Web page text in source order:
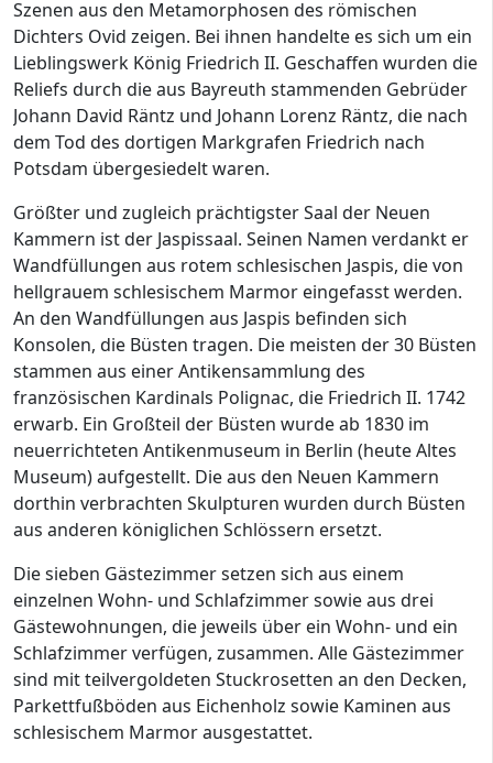
Szenen aus den Metamorphosen des römischen
Dichters Ovid zeigen. Bei ihnen handelte es sich um ein
Lieblingswerk König Friedrich II. Geschaffen wurden die
Reliefs durch die aus Bayreuth stammenden Gebrüder
Johann David Räntz und Johann Lorenz Räntz, die nach
dem Tod des dortigen Markgrafen Friedrich nach
Potsdam übergesiedelt waren.
Größter und zugleich prächtigster Saal der Neuen
Kammern ist der Jaspissaal. Seinen Namen verdankt er
Wandfüllungen aus rotem schlesischen Jaspis, die von
hellgrauem schlesischem Marmor eingefasst werden.
An den Wandfüllungen aus Jaspis befinden sich
Konsolen, die Büsten tragen. Die meisten der 30 Büsten
stammen aus einer Antikensammlung des
französischen Kardinals Polignac, die Friedrich II. 1742
erwarb. Ein Großteil der Büsten wurde ab 1830 im
neuerrichteten Antikenmuseum in Berlin (heute Altes
Museum) aufgestellt. Die aus den Neuen Kammern
dorthin verbrachten Skulpturen wurden durch Büsten
aus anderen königlichen Schlössern ersetzt.
Die sieben Gästezimmer setzen sich aus einem
einzelnen Wohn- und Schlafzimmer sowie aus drei
Gästewohnungen, die jeweils über ein Wohn- und ein
Schlafzimmer verfügen, zusammen. Alle Gästezimmer
sind mit teilvergoldeten Stuckrosetten an den Decken,
Parkettfußböden aus Eichenholz sowie Kaminen aus
schlesischem Marmor ausgestattet.